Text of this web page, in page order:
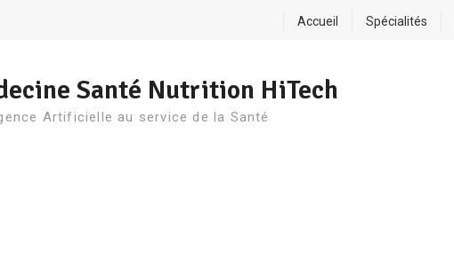
Accueil Spécialités
Santé Nutrition HiTech
Artificielle au service de la Santé